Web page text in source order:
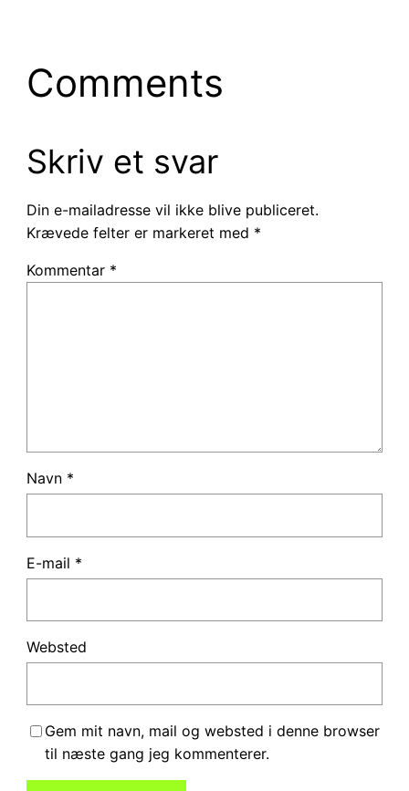
Comments
Skriv et svar
Din e-mailadresse vil ikke blive publiceret.
Krævede felter er markeret med *
Kommentar *
Navn *
E-mail *
Websted
Gem mit navn, mail og websted i denne browser
til næste gang jeg kommenterer.